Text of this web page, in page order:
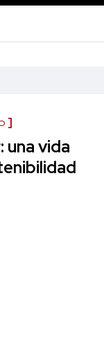
vida